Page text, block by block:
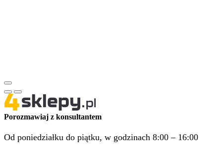
Porozmawiaj z konsultantem
Od poniedziałku do piątku, w godzinach 8:00 – 16:00